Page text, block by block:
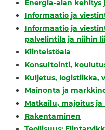
Energia-alan
Informaatio ja
Informaatio ja
palvelintila ja niihin
Kiinteistöala
Konsultointi,
Kuljetus, logistiikka,
Mainonta ja
Matkailu, majoitus ja
Rakentaminen